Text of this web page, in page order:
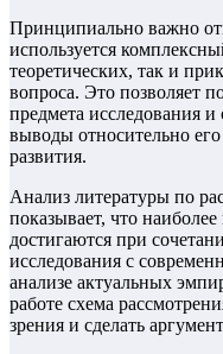
Принципиально важно
используется
теоретических, так и
вопроса. Это позволяет
предмета исследования
выводы относительно
развития.
Анализ литературы по
показывает, что
достигаются при
исследования с
анализе актуальных
работе схема
зрения и сделать